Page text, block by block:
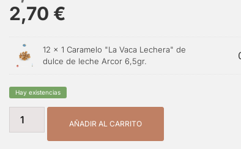
2,70 €
12 × 1 Caramelo "La Vaca Lechera" de
dulce de leche Arcor 6,5gr.
Hay existencias
AÑADIR AL CARRITO